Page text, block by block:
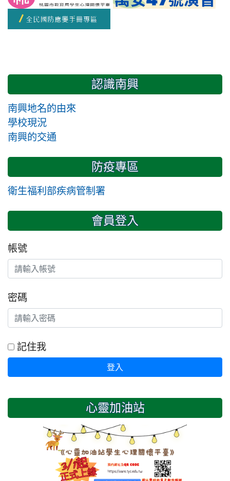
認識南興
南興地名的由來
學校現況
南興的交通
防疫專區
衛生福利部疾病管制署
會員登入
帳號
密碼
記住我
登入
心靈加油站